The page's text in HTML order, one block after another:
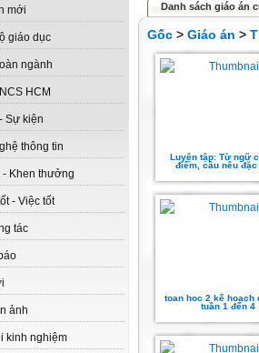
mới
giáo dục
ngành
HCM
Sự kiện
thông tin
- Khen thưởng
- Việc tốt
tác
ảnh
kinh nghiệm
Danh sách giáo án
Gốc > Giáo án >
Luyện tập: Từ ngữ
điểm, câu nêu đặc
toan hoc 2 kế hoạch
tuần 1 đến 4